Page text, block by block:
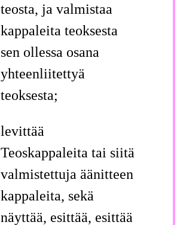
teosta, ja valmistaa
kappaleita teoksesta
sen ollessa osana
yhteenliitettyä
teoksesta;
levittää
Teoskappaleita tai siitä
valmistettuja äänitteen
kappaleita, sekä
näyttää, esittää, esittää